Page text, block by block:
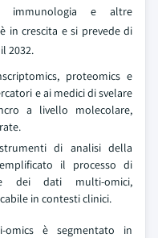
immunologia e altre
in crescita e si prevede di
2032.
proteomics e
e ai medici di svelare
a livello molecolare,
di analisi della
il processo di
dei dati multi-omici,
in contesti clinici.
è segmentato in